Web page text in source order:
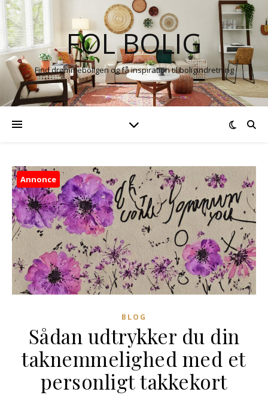
FOL BOLIG
Find drømmeboligen og få inspiration til boligindretning
Annonce
BLOG
Sådan udtrykker du din
taknemmelighed med et
personligt takkekort